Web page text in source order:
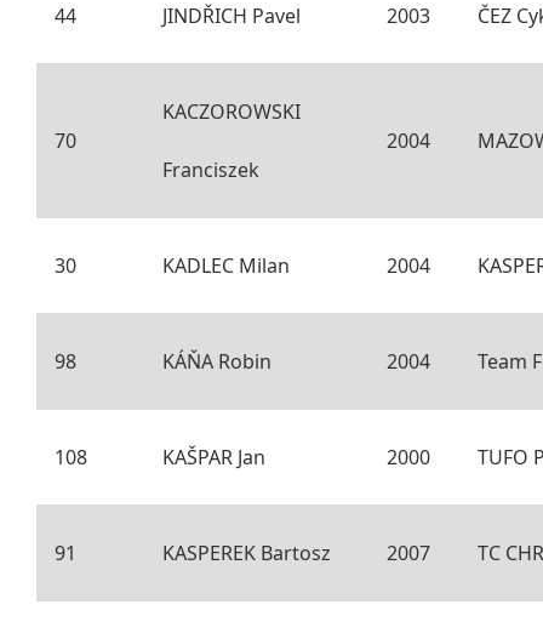
44 JINDŘICH Pavel 2003 ČEZ
70
KACZOROWSKI
Franciszek
2004
30 KADLEC Milan 2004
98 KÁŇA Robin 2004 Team
108 KAŠPAR Jan 2000 TUFO
91 KASPEREK Bartosz 2007 TC